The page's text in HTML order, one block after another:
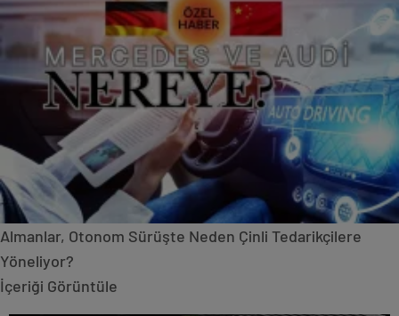
Almanlar, Otonom Sürüşte Neden Çinli Tedarikçilere
Yöneliyor?
İçeriği Görüntüle